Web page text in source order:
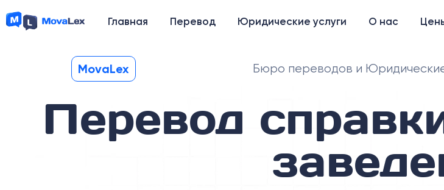
Главная Перевод Юридические услуги О нас
MovaLex Бюро переводов и
Перевод